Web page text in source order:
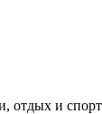
отдых и спорт